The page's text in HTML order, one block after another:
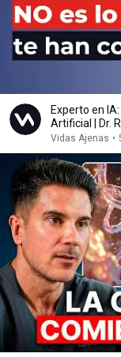
Experto en
Artificial | Dr.
Vidas Ajenas •